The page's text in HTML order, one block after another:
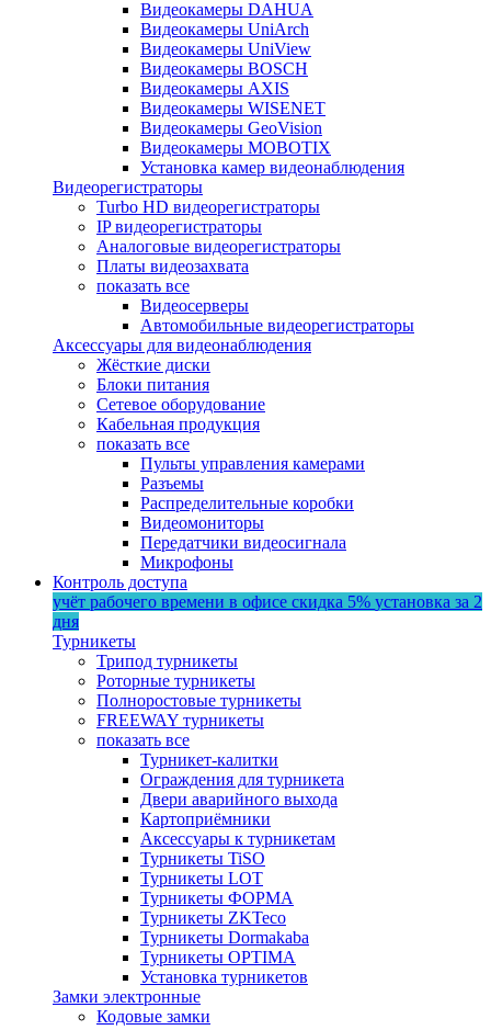
Видеокамеры DAHUA
Видеокамеры UniArch
Видеокамеры UniView
Видеокамеры BOSCH
Видеокамеры AXIS
Видеокамеры WISENET
Видеокамеры GeoVision
Видеокамеры MOBOTIX
Установка камер видеонаблюдения
Видеорегистраторы
Turbo HD видеорегистраторы
IP видеорегистраторы
Аналоговые видеорегистраторы
Платы видеозахвата
показать все
Видеосерверы
Автомобильные видеорегистраторы
Аксессуары для видеонаблюдения
Жёсткие диски
Блоки питания
Сетевое оборудование
Кабельная продукция
показать все
Пульты управления камерами
Разъемы
Распределительные коробки
Видеомониторы
Передатчики видеосигнала
Микрофоны
Контроль доступа
учёт рабочего времени в офисе скидка 5% установка за 2
дня
Турникеты
Трипод турникеты
Роторные турникеты
Полноростовые турникеты
FREEWAY турникеты
показать все
Турникет-калитки
Ограждения для турникета
Двери аварийного выхода
Картоприёмники
Аксессуары к турникетам
Турникеты TiSO
Турникеты LOT
Турникеты ФОРМА
Турникеты ZKTeco
Турникеты Dormakaba
Турникеты OPTIMA
Установка турникетов
Замки электронные
Кодовые замки